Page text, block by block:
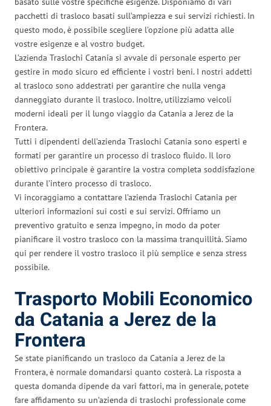
pacchetti di trasloco basati sull’ampiezza e sui servizi richiesti. In
questo modo, è possibile scegliere l’opzione più adatta alle
vostre esigenze e al vostro budget.
L’azienda Traslochi Catania si avvale di personale esperto per
gestire in modo sicuro ed efficiente i vostri beni. I nostri addetti
al trasloco sono addestrati per garantire che nulla venga
danneggiato durante il trasloco. Inoltre, utilizziamo veicoli
moderni ideali per il lungo viaggio da Catania a Jerez de la
Frontera.
Tutti i dipendenti dell’azienda Traslochi Catania sono esperti e
formati per garantire un processo di trasloco fluido. Il loro
obiettivo principale è garantire la vostra completa soddisfazione
durante l’intero processo di trasloco.
Vi incoraggiamo a contattare l’azienda Traslochi Catania per
ulteriori informazioni sui costi e sui servizi. Offriamo un
preventivo gratuito e senza impegno, in modo da poter
pianificare il vostro trasloco con la massima tranquillità. Siamo
qui per rendere il vostro trasloco il più semplice e senza stress
possibile.
Trasporto Mobili Economico
da Catania a Jerez de la
Frontera
Se state pianificando un trasloco da Catania a Jerez de la
Frontera, è normale domandarsi quanto costerà. La risposta a
questa domanda dipende da vari fattori, ma in generale, potete
fare affidamento su un’azienda di traslochi professionale come